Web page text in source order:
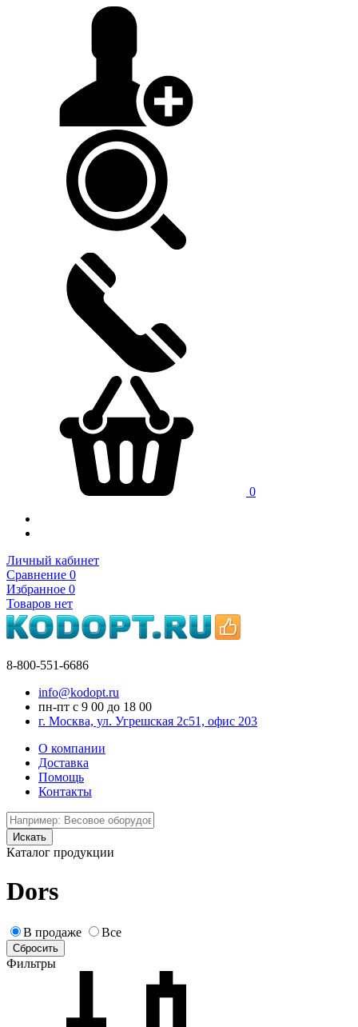
0
Личный кабинет
Сравнение 0
Избранное 0
Товаров нет
8-800-551-6686
info@kodopt.ru
пн-пт с 9 00 до 18 00
г. Москва, ул. Угрешская 2с51, офис 203
О компании
Доставка
Помощь
Контакты
Каталог продукции
Dors
В продаже Все
Фильтры